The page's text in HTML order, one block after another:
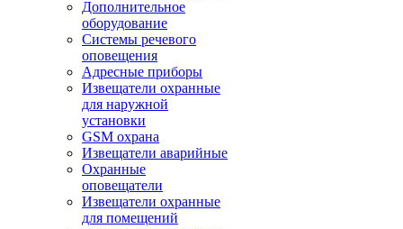
Дополнительное
оборудование
Системы речевого
оповещения
Адресные приборы
Извещатели охранные
для наружной
установки
GSM охрана
Извещатели аварийные
Охранные
оповещатели
Извещатели охранные
для помещений